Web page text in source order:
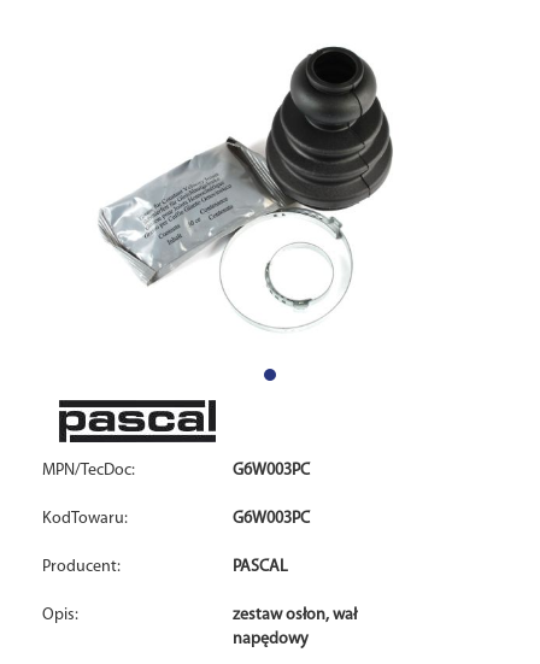
MPN/TecDoc: G6W003PC
KodTowaru: G6W003PC
Producent: PASCAL
Opis:
zestaw osłon, wał
napędowy